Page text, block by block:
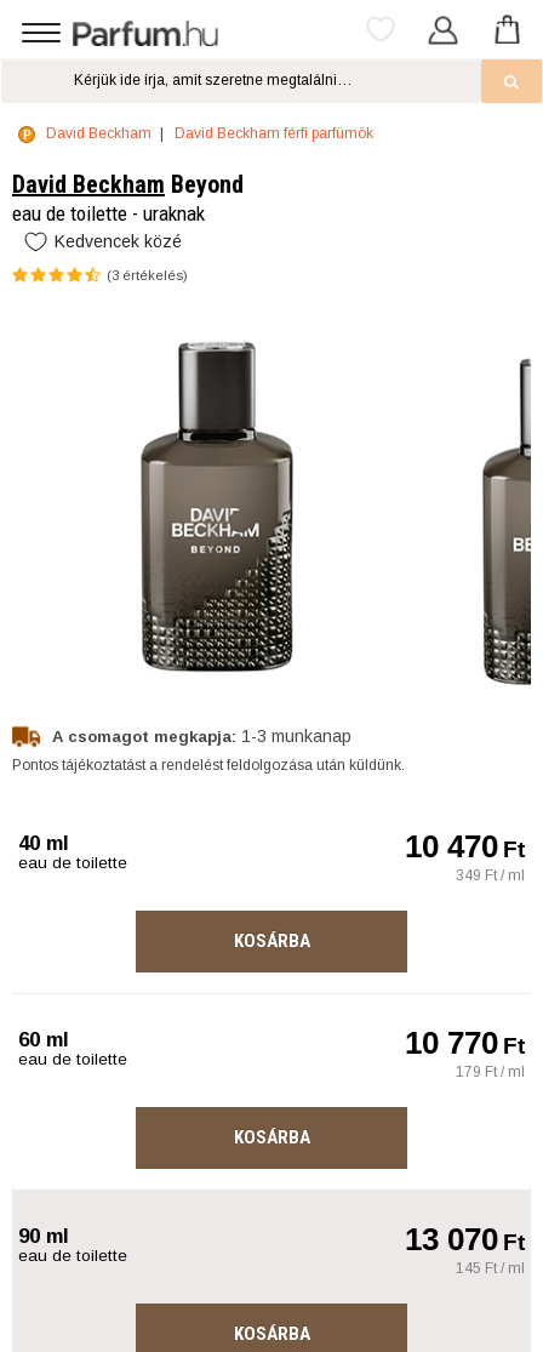
David Beckham David Beckham férfi parfümök
David Beckham Beyond
eau de toilette - uraknak
Kedvencek közé
(3 értékelés)
A csomagot megkapja: 1-3 munkanap
Pontos tájékoztatást a rendelést feldolgozása után küldünk.
40 ml
eau de toilette 10 470Ft
349 Ft / ml
KOSÁRBA
60 ml
eau de toilette 10 770Ft
179 Ft / ml
KOSÁRBA
90 ml
eau de toilette 13 070Ft
145 Ft / ml
KOSÁRBA